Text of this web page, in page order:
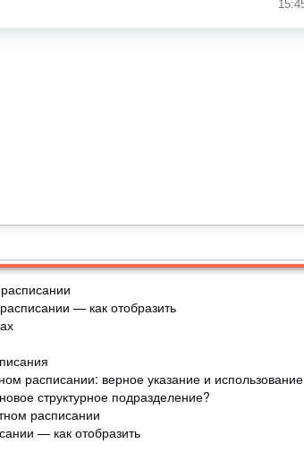
— как отобразить
расписании: верное указание и использование
структурное подразделение?
расписании
— как отобразить